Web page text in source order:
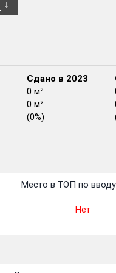
Сдано в 2023
0 м²
0 м²
(0%)
Место в ТОП по
Нет